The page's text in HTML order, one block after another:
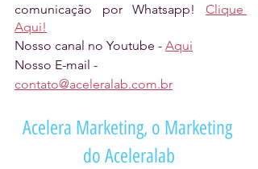
comunicação por Whatsapp! Clique
Aqui!
Nosso canal no Youtube - Aqui
Nosso E-mail -
contato@aceleralab.com.br
Acelera Marketing, o Marketing
do Aceleralab